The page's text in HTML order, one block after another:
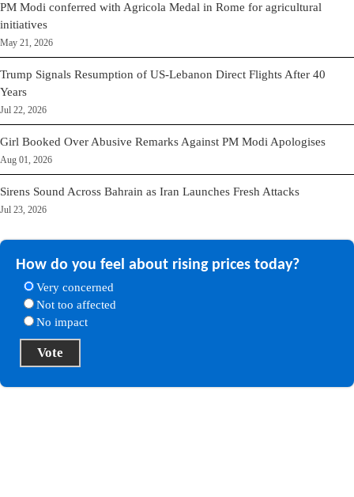
PM Modi conferred with Agricola Medal in Rome for agricultural
initiatives
May 21, 2026
Trump Signals Resumption of US-Lebanon Direct Flights After 40
Years
Jul 22, 2026
Girl Booked Over Abusive Remarks Against PM Modi Apologises
Aug 01, 2026
Sirens Sound Across Bahrain as Iran Launches Fresh Attacks
Jul 23, 2026
How do you feel about rising prices today?
Very concerned
Not too affected
No impact